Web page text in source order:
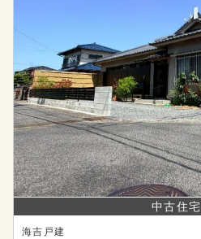
中古住宅
海吉戸建